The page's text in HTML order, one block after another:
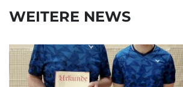
WEITERE NEWS